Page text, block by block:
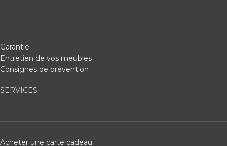
Garantie
Entretien de vos meubles
Consignes de prévention
SERVICES
Acheter une carte cadeau